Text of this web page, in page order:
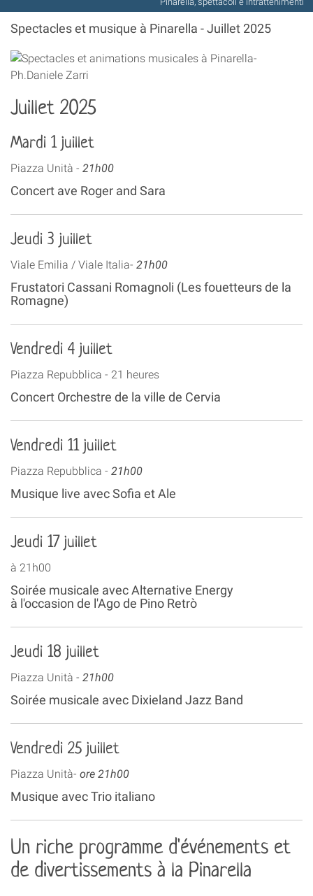
Spectacles et musique à Pinarella - Juillet 2025
Juillet 2025
Mardi 1 juillet
Piazza Unità - 21h00
Concert ave Roger and Sara
Jeudi 3 juillet
Viale Emilia / Viale Italia- 21h00
Frustatori Cassani Romagnoli (Les fouetteurs de la
Romagne)
Vendredi 4 juillet
Piazza Repubblica - 21 heures
Concert Orchestre de la ville de Cervia
Vendredi 11 juillet
Piazza Repubblica - 21h00
Musique live avec Sofia et Ale
Jeudi 17 juillet
à 21h00
Soirée musicale avec Alternative Energy
à l'occasion de l'Ago de Pino Retrò
Jeudi 18 juillet
Piazza Unità - 21h00
Soirée musicale avec Dixieland Jazz Band
Vendredi 25 juillet
Piazza Unità- ore 21h00
Musique avec Trio italiano
Un riche programme d'événements et
de divertissements à la Pinarella